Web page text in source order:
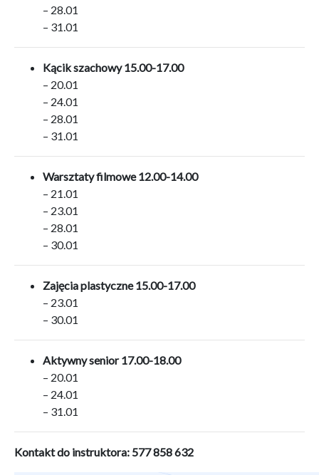
– 28.01
– 31.01
Kącik szachowy 15.00-17.00
– 20.01
– 24.01
– 28.01
– 31.01
Warsztaty filmowe 12.00-14.00
– 21.01
– 23.01
– 28.01
– 30.01
Zajęcia plastyczne 15.00-17.00
– 23.01
– 30.01
Aktywny senior 17.00-18.00
– 20.01
– 24.01
– 31.01
Kontakt do instruktora: 577 858 632